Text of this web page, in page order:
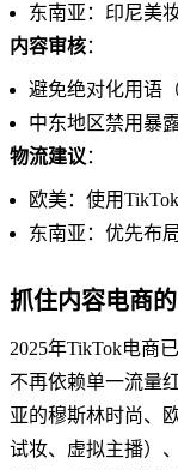
东南亚：印尼美
内容审核：
避免绝对化用语
中东地区禁用暴
物流建议 ：
欧美：使用
东南亚：优先布
抓住内容电商
2025年TikTok电商
不再依赖单一流量
亚的穆斯林时尚、
试妆、虚拟主播）、